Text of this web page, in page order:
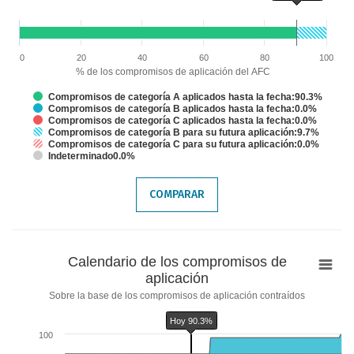
The chart has 1 Y axis displaying % de los compromisos de aplicación del
% de los compromisos de aplicación del AFC
Compromisos de categoría A aplicados hasta la fecha:90.3%
Compromisos de categoría B aplicados hasta la fecha:0.0%
Compromisos de categoría C aplicados hasta la fecha:0.0%
Compromisos de categoría B para su futura aplicación:9.7%
Compromisos de categoría C para su futura aplicación:0.0%
Indeterminado0.0%
0 20 40 60 80 100
COMPARAR
aplicación
Calendario de los compromisos de
aplicación
Sobre la base de los compromisos de aplicación contraídos
Hoy 90.3%
100